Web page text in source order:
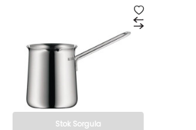
Stok Sorgula